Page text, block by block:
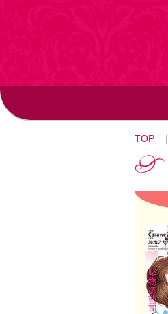
TOP |